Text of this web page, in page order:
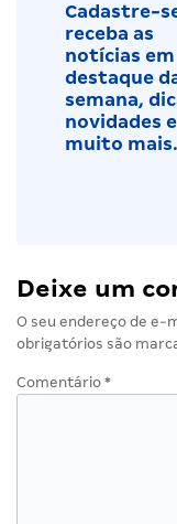
Cadastre-
receba as
notícias em
destaque
semana,
novidades e
muito mais.
Deixe um
O seu endereço de e-
obrigatórios são
Comentário *